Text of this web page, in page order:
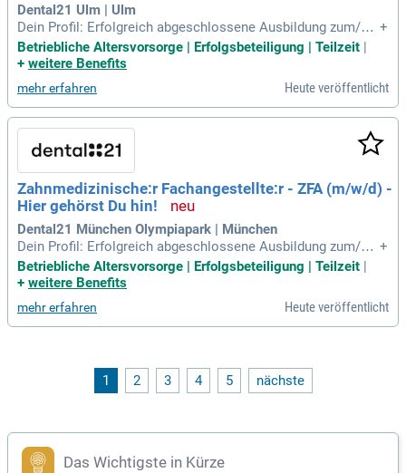
Dental21 Ulm | Ulm
Dein Profil: Erfolgreich abgeschlossene Ausbildung zum/zur
Zahnmedizinischen Fachangestellten; ZFA; Gute EDV-Kennt
nisse; Idealerweise erste Berufserfahrung; Kommunikations
gfältige und eigenverantwortliche
+
Betriebliche Altersvorsorge | Erfolgsbeteiligung | Teilzeit |
+ weitere Benefits
mehr erfahren Heute veröffentlicht
Zahnmedizinische:r Fachangestellte:r - ZFA (m/w/d) -
Hier gehörst Du hin!
Dental21 München Olympiapark | München
Dein Profil: Erfolgreich abgeschlossene Ausbildung zum/zur
Zahnmedizinischen Fachangestellten; ZFA; Gute EDV-Kennt
nisse; Idealerweise erste Berufserfahrung; Kommunikations
gfältige und eigenverantwortliche
+
Betriebliche Altersvorsorge | Erfolgsbeteiligung | Teilzeit |
+ weitere Benefits
mehr erfahren Heute veröffentlicht
1 2 3 4 5 nächste
Das Wichtigste in Kürze